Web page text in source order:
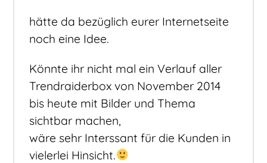
hätte da bezüglich eurer Internetseite
noch eine Idee.
Könnte ihr nicht mal ein Verlauf aller
Trendraiderbox von November 2014
bis heute mit Bilder und Thema
sichtbar machen,
wäre sehr Interssant für die Kunden in
vielerlei Hinsicht.